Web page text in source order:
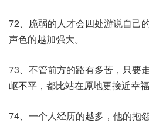
72、脆弱的人才会四处游说自己
声色的越加强大。
73、不管前方的路有多苦，只要
岖不平，都比站在原地更接近幸福
74、一个人经历的越多，他的抱